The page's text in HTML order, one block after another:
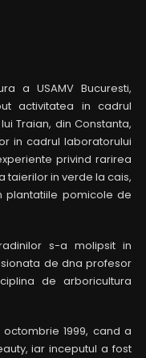
a USAMV Bucuresti,
activitatea in cadrul
Traian, din Constanta,
in cadrul laboratorului
privind rarirea
taierilor in verde la cais,
plantatiile pomicole de
s-a molipsit in
de dna profesor
de arboricultura
1999, cand a
iar inceputul a fost